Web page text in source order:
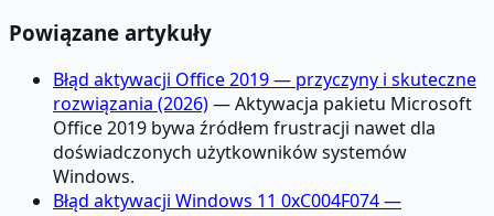
Powiązane artykuły
Błąd aktywacji Office 2019 — przyczyny i skuteczne
rozwiązania (2026)— Aktywacja pakietu Microsoft
Office 2019 bywa źródłem frustracji nawet dla
doświadczonych użytkowników systemów
Windows.
Błąd aktywacji Windows 11 0xC004F074 —